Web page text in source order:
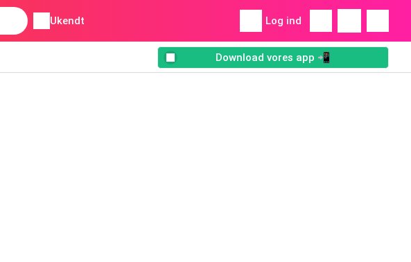
Ukendt Log ind
Download vores app 📲